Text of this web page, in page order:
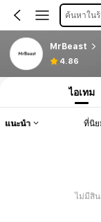
ค้นหาใน
MrBeast
4.86
ไอเทม
แนะนำ ที่นิ
ไม่มีสิ